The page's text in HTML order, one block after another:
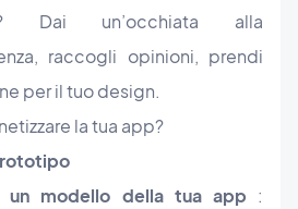
Dai un’occhiata alla
raccogli opinioni, prendi
per il tuo design.
la tua app?
un modello della tua app :